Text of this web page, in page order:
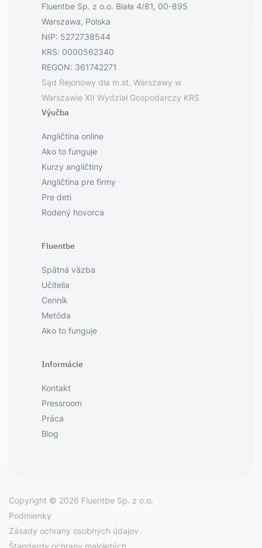
Fluentbe Sp. z o.o. Biała 4/81, 00-895
Warszawa, Polska
NIP: 5272738544
KRS: 0000562340
REGON: 361742271
Sąd Rejonowy dla m.st. Warszawy w
Warszawie XII Wydział Gospodarczy KRS
Výučba
Angličtina online
Ako to funguje
Kurzy angličtiny
Angličtina pre firmy
Pre deti
Rodený hovorca
Fluentbe
Spätná väzba
Učitelia
Cenník
Metóda
Ako to funguje
Informácie
Kontakt
Pressroom
Práca
Blog
Copyright © 2026 Fluentbe Sp. z o.o.
Podmienky
Zásady ochrany osobných údajov
Štandardy ochrany maloletých